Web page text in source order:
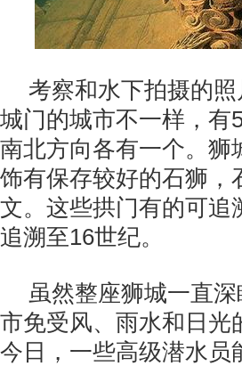
考察和水下拍摄的
城门的城市不一样，有
南北方向各有一个。狮
饰有保存较好的石狮，
文。这些拱门有的可追
追溯至16世纪。
虽然整座狮城一直
市免受风、雨水和日光
今日，一些高级潜水员